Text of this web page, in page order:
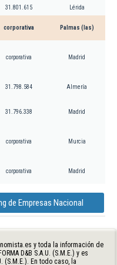
31.801.615 Lérida
corporativa Palmas (las)
corporativa Madrid
31.798.584 Almería
31.796.338 Madrid
corporativa Murcia
corporativa Madrid
de Empresas Nacional
y toda la información de
D&B S.A.U. (S.M.E.) y es
(S.M.E.). En todo caso, la